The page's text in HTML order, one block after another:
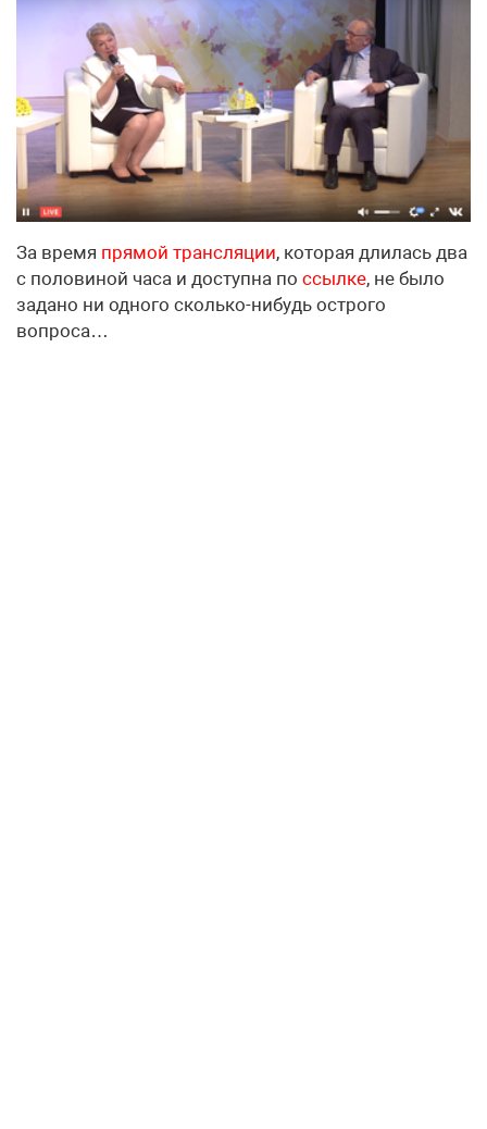
За время прямой трансляции, которая длилась два
с половиной часа и доступна по ссылке, не было
задано ни одного сколько-нибудь острого
вопроса…